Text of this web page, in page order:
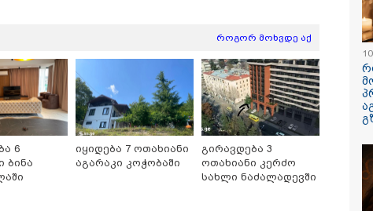
არ
სიდონია
როგორ მოხვდე აქ
6
ბინა
იყიდება 7 ოთახიანი
აგარაკი კოჭობაში
გირავდება 3
ოთახიანი კერძო
სახლი ნაძალადევში